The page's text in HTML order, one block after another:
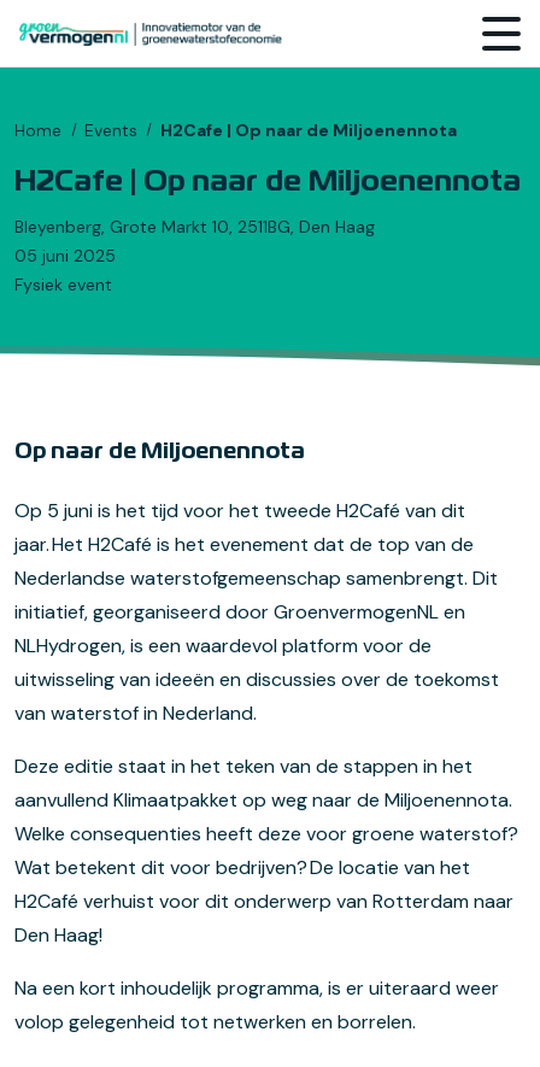
Home Events H2Cafe | Op naar de Miljoenennota
H2Cafe | Op naar de Miljoenennota
Bleyenberg, Grote Markt 10, 2511BG, Den Haag
05 juni 2025
Fysiek event
Op naar de Miljoenennota
Op 5 juni is het tijd voor het tweede H2Café van dit
jaar. Het H2Café is het evenement dat de top van de
Nederlandse waterstofgemeenschap samenbrengt. Dit
initiatief, georganiseerd door GroenvermogenNL en
NLHydrogen, is een waardevol platform voor de
uitwisseling van ideeën en discussies over de toekomst
van waterstof in Nederland.
Deze editie staat in het teken van de stappen in het
aanvullend Klimaatpakket op weg naar de Miljoenennota.
Welke consequenties heeft deze voor groene waterstof?
Wat betekent dit voor bedrijven? De locatie van het
H2Café verhuist voor dit onderwerp van Rotterdam naar
Den Haag!
Na een kort inhoudelijk programma, is er uiteraard weer
volop gelegenheid tot netwerken en borrelen.